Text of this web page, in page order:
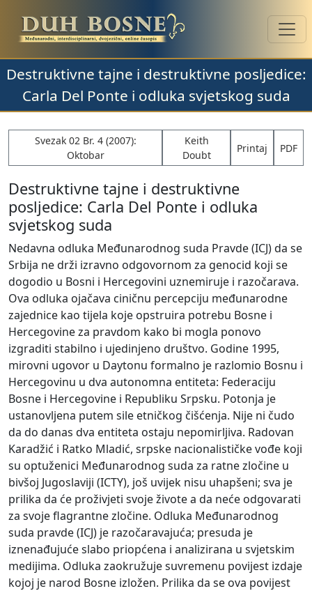
Destruktivne tajne i destruktivne posljedice:
Carla Del Ponte i odluka svjetskog suda
Svezak 02 Br. 4 (2007):
Oktobar
Keith
Doubt
Printaj PDF
Destruktivne tajne i destruktivne
posljedice: Carla Del Ponte i odluka
svjetskog suda
Nedavna odluka Međunarodnog suda Pravde (ICJ) da se
Srbija ne drži izravno odgovornom za genocid koji se
dogodio u Bosni i Hercegovini uznemiruje i razočarava.
Ova odluka ojačava ciničnu percepciju međunarodne
zajednice kao tijela koje opstruira potrebu Bosne i
Hercegovine za pravdom kako bi mogla ponovo
izgraditi stabilno i ujedinjeno društvo. Godine 1995,
mirovni ugovor u Daytonu formalno je razlomio Bosnu i
Hercegovinu u dva autonomna entiteta: Federaciju
Bosne i Hercegovine i Republiku Srpsku. Potonja je
ustanovljena putem sile etničkog čišćenja. Nije ni čudo
da do danas dva entiteta ostaju nepomirljiva. Radovan
Karadžić i Ratko Mladić, srpske nacionalističke vođe koji
su optuženici Međunarodnog suda za ratne zločine u
bivšoj Jugoslaviji (ICTY), još uvijek nisu uhapšeni; sva je
prilika da će proživjeti svoje živote a da neće odgovarati
za svoje flagrantne zločine. Odluka Međunarodnog
suda pravde (ICJ) je razočaravajuća; presuda je
iznenađujuće slabo priopćena i analizirana u svjetskim
medijima. Odluka zaokružuje suvremenu povijest izdaje
kojoj je narod Bosne izložen. Prilika da se ova povijest